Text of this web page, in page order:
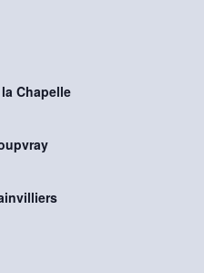
Chapelle